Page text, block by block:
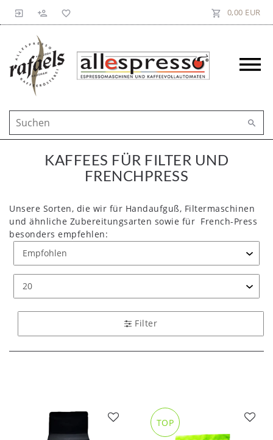
0,00 EUR
KAFFEES FÜR FILTER UND
FRENCHPRESS
Unsere Sorten, die wir für Handaufguß, Filtermaschinen
und ähnliche Zubereitungsarten sowie für French-Press
besonders empfehlen:
Filter
TOP